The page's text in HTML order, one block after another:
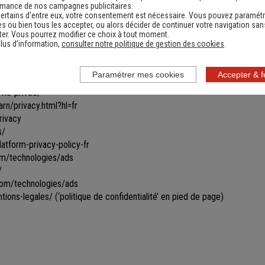
toutes ou certaines parties du site.
informations ne seront remises à jour qu'après s'être reconnecté sur
par le biais de cookies gérés par un partenaire. Les
des bannières personnalisées vous proposant des produits
type de bannières apparaître et/ou obtenir davantage
privee/
privacy.html?hl=fr
privacy-policy-fr
technologies/ads
technologies/ads
legales/ (‘politique de confidentialité’ en pied de page)
de nos campagnes publicitaires.
d’entre eux, votre consentement est nécessaire. Vous pouvez
ou bien tous les accepter, ou alors décider de continuer votre navigation
Vous pourrez modifier ce choix à tout moment.
d’information, consulter notre politique de gestion des cookies.
Accepter &
Paramétrer mes cookies